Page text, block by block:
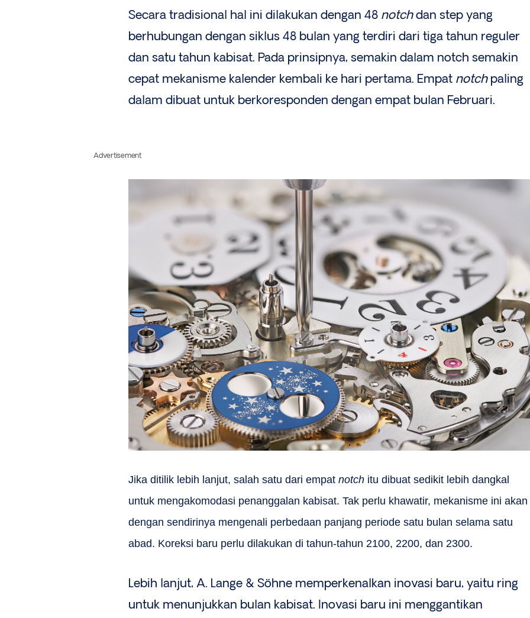
Secara tradisional hal ini dilakukan dengan 48 notchdan step yang
berhubungan dengan siklus 48 bulan yang terdiri dari tiga tahun reguler
dan satu tahun kabisat. Pada prinsipnya, semakin dalam notch semakin
cepat mekanisme kalender kembali ke hari pertama. Empat notchpaling
dalam dibuat untuk berkoresponden dengan empat bulan Februari.
Advertisement
Jika ditilik lebih lanjut, salah satu dari empat notch itu dibuat sedikit lebih dangkal
untuk mengakomodasi penanggalan kabisat. Tak perlu khawatir, mekanisme ini akan
dengan sendirinya mengenali perbedaan panjang periode satu bulan selama satu
abad. Koreksi baru perlu dilakukan di tahun-tahun 2100, 2200, dan 2300.
Lebih lanjut, A. Lange & Söhne memperkenalkan inovasi baru, yaitu ring
untuk menunjukkan bulan kabisat. Inovasi baru ini menggantikan